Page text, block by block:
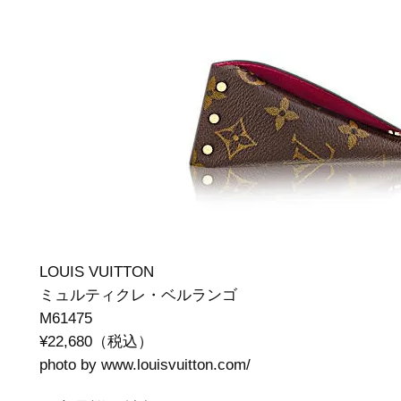
LOUIS VUITTON
ミュルティクレ・ベルランゴ
M61475
¥22,680（税込）
photo by www.louisvuitton.com/‎